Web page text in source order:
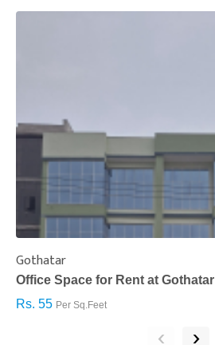
Gothatar
Office Space for Rent at Gothatar
Rs. 55 Per Sq.Feet